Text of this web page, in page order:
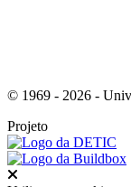
© 1969 - 2026 -
Projeto